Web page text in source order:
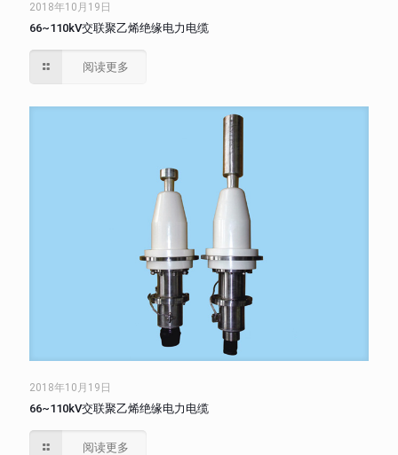
2018年10月19日
66~110kV交联聚乙烯绝缘电力电缆
阅读更多
2018年10月19日
66~110kV交联聚乙烯绝缘电力电缆
阅读更多